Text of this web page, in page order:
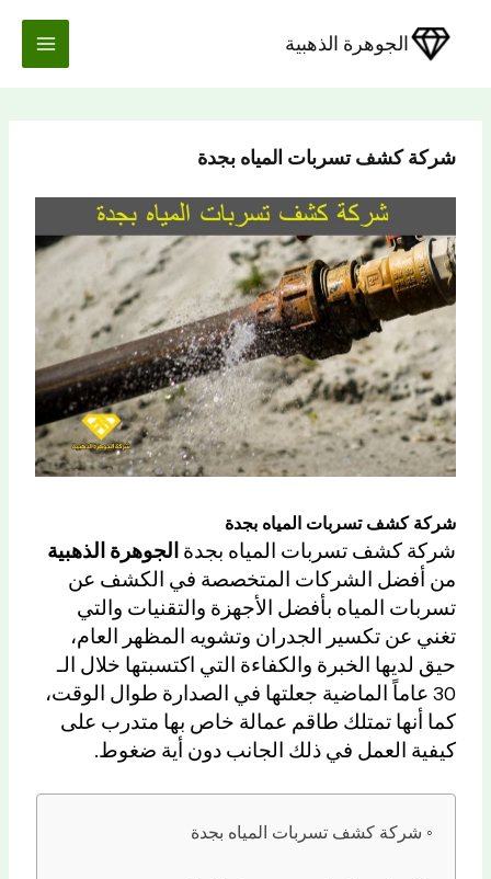
الجوهرة الذهبية
شركة كشف تسربات المياه بجدة
شركة كشف تسربات المياه بجدة
شركة كشف تسربات المياه بجدة الجوهرة الذهبية
من أفضل الشركات المتخصصة في الكشف عن
تسربات المياه بأفضل الأجهزة والتقنيات والتي
تغني عن تكسير الجدران وتشويه المظهر العام،
حيق لديها الخبرة والكفاءة التي اكتسبتها خلال الـ
30 عاماً الماضية جعلتها في الصدارة طوال الوقت،
كما أنها تمتلك طاقم عمالة خاص بها متدرب على
كيفية العمل في ذلك الجانب دون أية ضغوط.
شركة كشف تسربات المياه بجدة